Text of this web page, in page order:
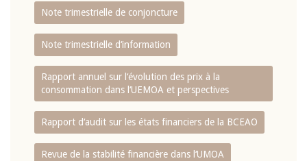
Note trimestrielle de conjoncture
Note trimestrielle d‘information
Rapport annuel sur l‘évolution des prix à la
consommation dans l‘UEMOA et perspectives
Rapport d‘audit sur les états financiers de la BCEAO
Revue de la stabilité financière dans l‘UMOA